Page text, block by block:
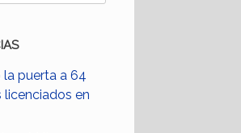
la puerta a 64
en